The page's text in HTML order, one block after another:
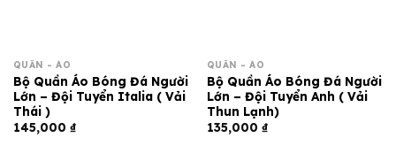
QUẦN - ÁO
Bộ Quần Áo Bóng Đá Người
Lớn – Đội Tuyển Italia ( Vải
Thái )
145,000 ₫
QUẦN - ÁO
Bộ Quần Áo Bóng Đá Người
Lớn – Đội Tuyển Anh ( Vải
Thun Lạnh)
135,000 ₫